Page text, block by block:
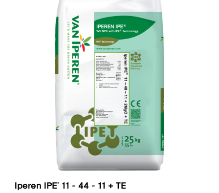
Iperen IPE® 11 - 44 - 11 + TE